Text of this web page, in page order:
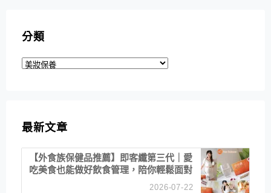
分類
分
最新文章
【外食族保健品推薦】即客纖第三代｜愛
吃美食也能做好飲食管理，陪你輕鬆面對
2026-07-22